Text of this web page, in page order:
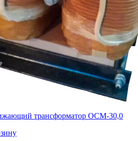
трансформатор ОСМ-30,0